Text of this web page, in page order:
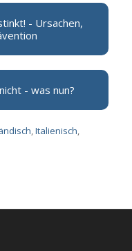
- Ursachen,
- was nun?
Italienisch